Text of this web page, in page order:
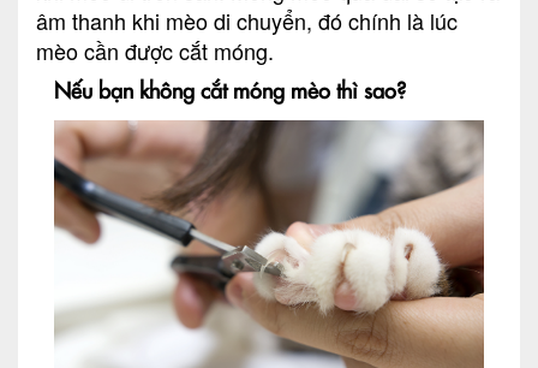
âm thanh khi mèo di chuyển, đó chính là lúc
mèo cần được cắt móng.
Nếu bạn không cắt móng mèo thì sao?